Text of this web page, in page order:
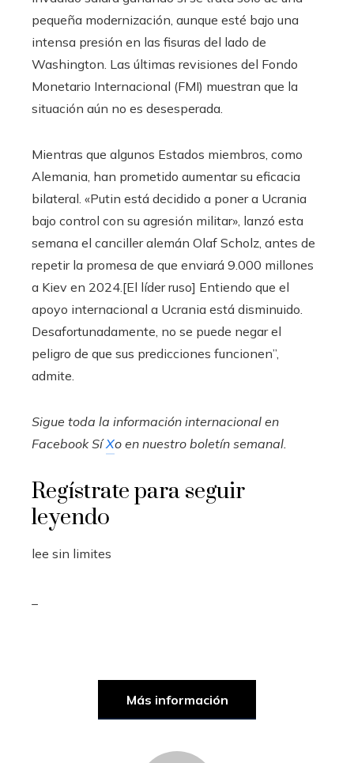
pequeña modernización, aunque esté bajo una
intensa presión en las fisuras del lado de
Washington. Las últimas revisiones del Fondo
Monetario Internacional (FMI) muestran que la
situación aún no es desesperada.
Mientras que algunos Estados miembros, como
Alemania, han prometido aumentar su eficacia
bilateral. «Putin está decidido a poner a Ucrania
bajo control con su agresión militar», lanzó esta
semana el canciller alemán Olaf Scholz, antes de
repetir la promesa de que enviará 9.000 millones
a Kiev en 2024.[El líder ruso] Entiendo que el
apoyo internacional a Ucrania está disminuido.
Desafortunadamente, no se puede negar el
peligro de que sus predicciones funcionen”,
admite.
Sigue toda la información internacional en
FacebookSíXo en nuestro boletín semanal.
Regístrate para seguir
leyendo
lee sin limites
Más información